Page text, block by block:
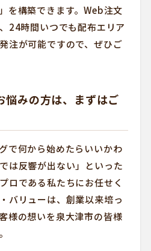
を構築できます。Web注文
24時間いつでも配布エリア
注が可能ですので、ぜひご
悩みの方は、まずはご
で何から始めたらいいかわ
は反響が出ない」といった
ロである私たちにお任せく
バリューは、創業以来培っ
様の想いを泉大津市の皆様